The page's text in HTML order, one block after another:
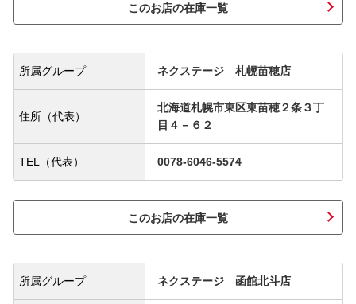
このお店の在庫一覧
所属グループ ネクステージ 札幌苗穂店
住所（代表）
北海道札幌市東区東苗穂２条３丁
目４－６２
TEL（代表） 0078-6046-5574
このお店の在庫一覧
所属グループ ネクステージ 函館北斗店